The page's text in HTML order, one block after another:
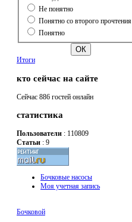
Не понятно
Понятно со второго прочтения
Понятно
Итоги
кто сейчас на сайте
Сейчас 886 гостей онлайн
статистика
Пользователи : 110809
Статьи : 9
Бочковые насосы
Моя учетная запись
Бочковой